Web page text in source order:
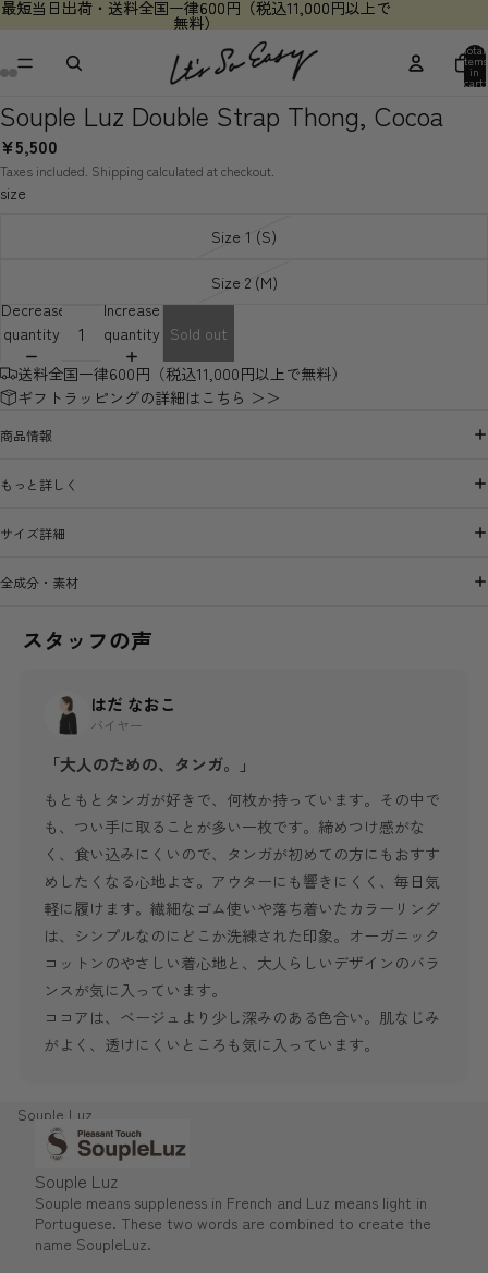
最短当日出荷・送料全国一律600円（税込11,000円以上で
無料）
最短当日出荷・送料全国一律600円（税込11,000円以上で
無料）
Total
items
in
cart:
0
Souple Luz Double Strap Thong, Cocoa
¥5,500
Taxes included. Shipping calculated at checkout.
size
Size 1 (S)
Size 2 (M)
Decrease
quantity
Increase
quantity Sold out
送料全国一律600円（税込11,000円以上で無料）
ギフトラッピングの詳細はこちら ＞＞
商品情報
もっと詳しく
サイズ詳細
全成分・素材
スタッフの声
はだ なおこ
バイヤー
「大人のための、タンガ。」
もともとタンガが好きで、何枚か持っています。その中で
も、つい手に取ることが多い一枚です。締めつけ感がな
く、食い込みにくいので、タンガが初めての方にもおすす
めしたくなる心地よさ。アウターにも響きにくく、毎日気
軽に履けます。繊細なゴム使いや落ち着いたカラーリング
は、シンプルなのにどこか洗練された印象。オーガニック
コットンのやさしい着心地と、大人らしいデザインのバラ
ンスが気に入っています。
ココアは、ベージュより少し深みのある色合い。肌なじみ
がよく、透けにくいところも気に入っています。
Souple Luz
Souple Luz
Souple means suppleness in French and Luz means light in
Portuguese. These two words are combined to create the
name SoupleLuz.